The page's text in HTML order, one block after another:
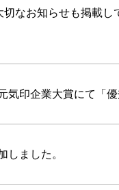
なお知らせも掲載し
気印企業大賞にて「
しました。